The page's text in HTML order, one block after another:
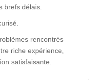
brefs délais.
rencontrés
riche expérience,
satisfaisante.